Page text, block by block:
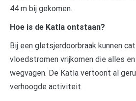
44 m bij gekomen.
Hoe is de Katla ontstaan?
Bij een gletsjerdoorbraak kunnen
vloedstromen vrijkomen die alles
wegvagen. De Katla vertoont al
verhoogde activiteit.